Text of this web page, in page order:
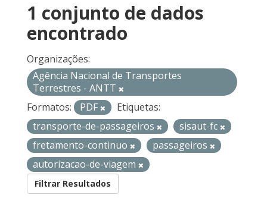
1 conjunto de dados
encontrado
Organizações:
Agência Nacional de Transportes
Terrestres - ANTT
Formatos:
PDF
Etiquetas:
transporte-de-passageiros
sisaut-fc
fretamento-continuo
passageiros
autorizacao-de-viagem
Filtrar Resultados